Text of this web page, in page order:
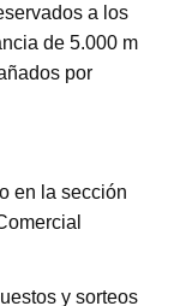
a los
de 5.000 m
por
o en la sección
y sorteos